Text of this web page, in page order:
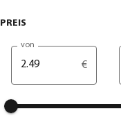
PREIS
von
€